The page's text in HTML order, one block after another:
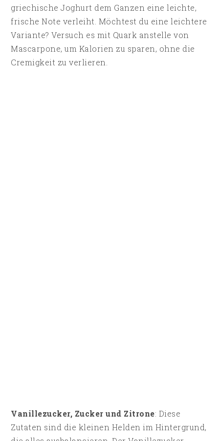
griechische Joghurt dem Ganzen eine leichte,
frische Note verleiht. Möchtest du eine leichtere
Variante? Versuch es mit Quark anstelle von
Mascarpone, um Kalorien zu sparen, ohne die
Cremigkeit zu verlieren.
Vanillezucker, Zucker und Zitrone: Diese
Zutaten sind die kleinen Helden im Hintergrund,